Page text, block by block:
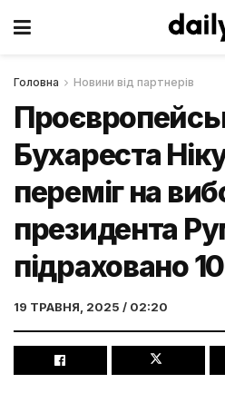
Головна Новини від партнерів
Бухареста
переміг на
президента
підраховано
19 ТРАВНЯ, 2025 / 02:20